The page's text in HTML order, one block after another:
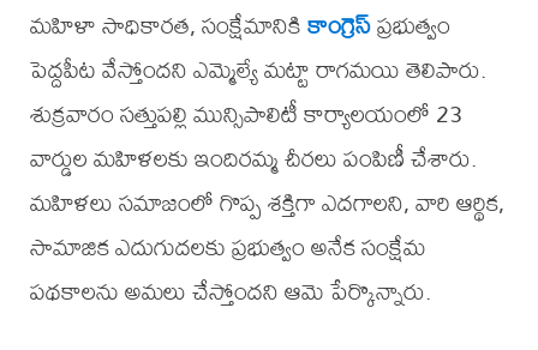
మహిళా సాధికారత, సంక్షేమానికికాంగ్రెస్ప్రభుత్వం
పెద్దపీట వేస్తోందని ఎమ్మెల్యే మట్టా రాగమయి తెలిపారు.
శుక్రవారం సత్తుపల్లి మున్సిపాలిటీ కార్యాలయంలో 23
వార్డుల మహిళలకు ఇందిరమ్మ చీరలు పంపిణీ చేశారు.
మహిళలు సమాజంలో గొప్ప శక్తిగా ఎదగాలని, వారి ఆర్థిక,
సామాజిక ఎదుగుదలకు ప్రభుత్వం అనేక సంక్షేమ
పథకాలను అమలు చేస్తోందని ఆమె పేర్కొన్నారు.